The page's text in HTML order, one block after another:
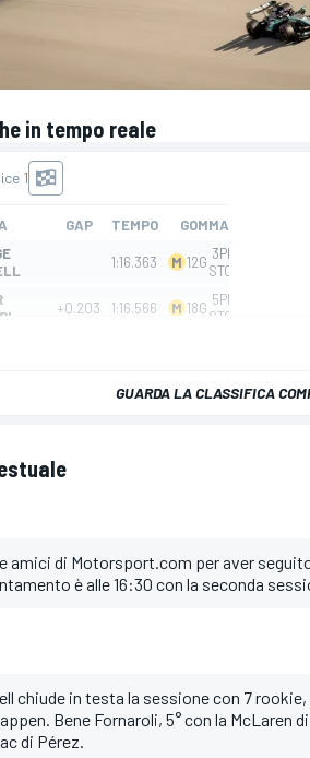
in tempo reale
GUARDA LA CLASSIFICA
amici di Motorsport.com per aver
è alle 16:30 con la seconda
chiude in testa la sessione con 7
Bene Fornaroli, 5° con la McLaren
di Pérez.